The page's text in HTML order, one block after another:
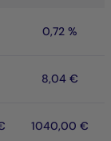
0,72 %
8,04 €
1040,00 €